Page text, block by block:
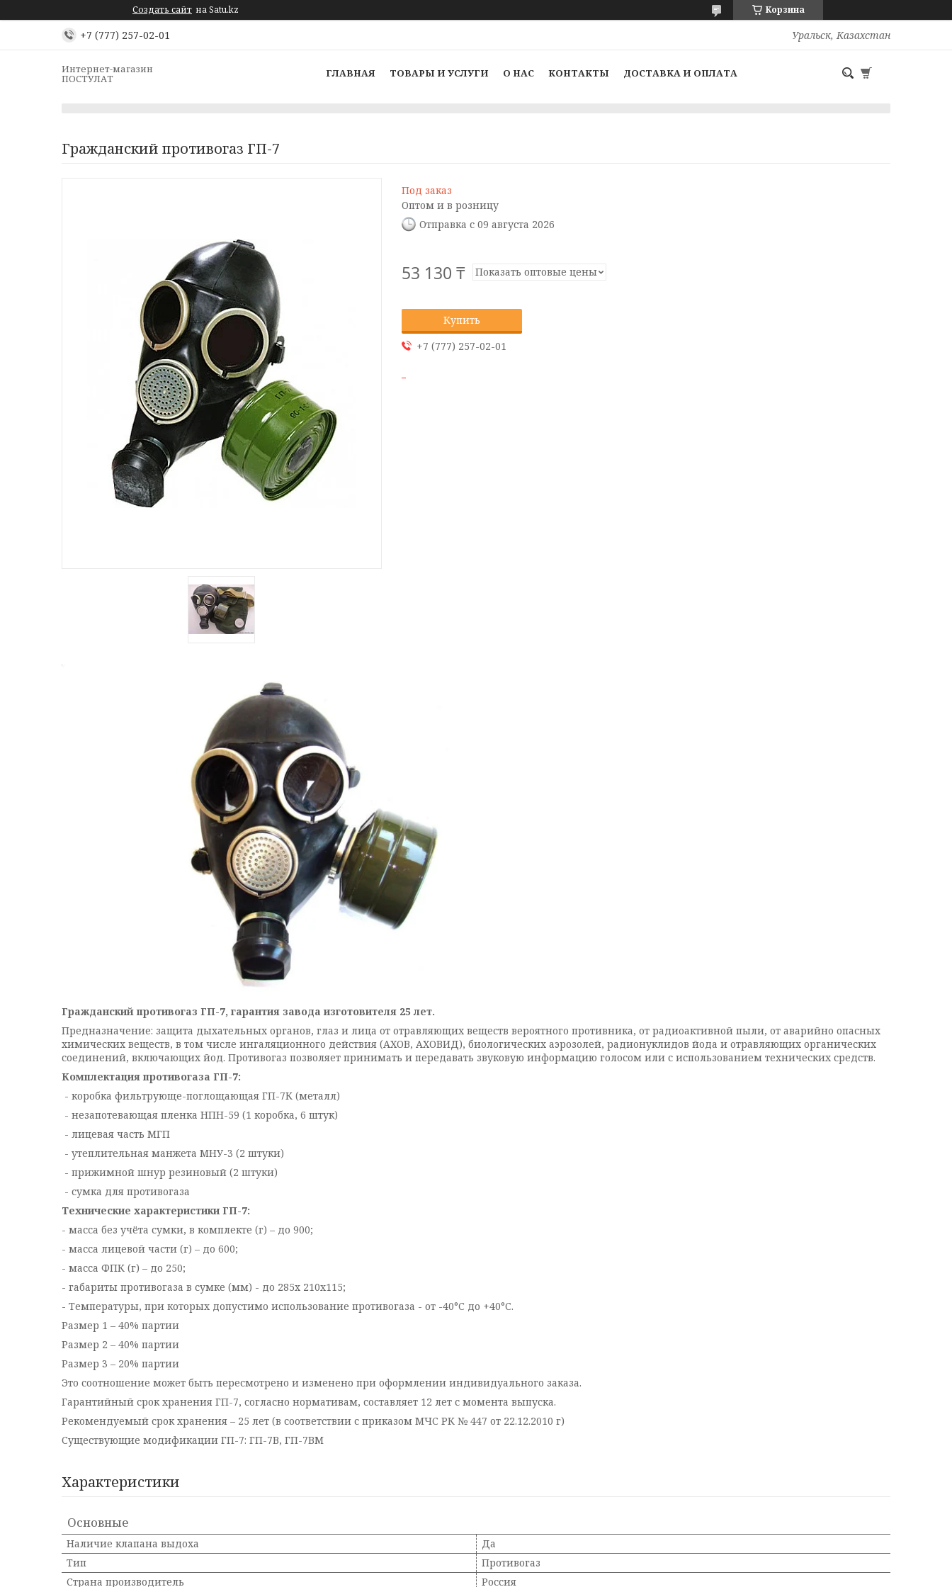
Создать сайт на Satu.kz Корзина
+7 (777) 257-02-01 Уральск, Казахстан
Интернет-магазин
ПОСТУЛАТ ГЛАВНАЯ ТОВАРЫ И УСЛУГИ О НАС КОНТАКТЫ ДОСТАВКА И ОПЛАТА
Гражданский противогаз ГП-7
Под заказ
Оптом и в розницу
Отправка с 09 августа 2026
53 130 ₸ Показать оптовые цены
Купить
+7 (777) 257-02-01
Гражданский противогаз ГП-7, гарантия завода изготовителя 25 лет.
Предназначение: защита дыхательных органов, глаз и лица от отравляющих веществ вероятного противника, от радиоактивной пыли, от аварийно опасных
химических веществ, в том числе ингаляционного действия (АХОВ, АХОВИД), биологических аэрозолей, радионуклидов йода и отравляющих органических
соединений, включающих йод. Противогаз позволяет принимать и передавать звуковую информацию голосом или с использованием технических средств.
Комплектация противогаза ГП-7:
- коробка фильтрующе-поглощающая ГП-7К (металл)
- незапотевающая пленка НПН-59 (1 коробка, 6 штук)
- лицевая часть МГП
- утеплительная манжета МНУ-3 (2 штуки)
- прижимной шнур резиновый (2 штуки)
- сумка для противогаза
Технические характеристики ГП-7:
- масса без учёта сумки, в комплекте (г) – до 900;
- масса лицевой части (г) – до 600;
- масса ФПК (г) – до 250;
- габариты противогаза в сумке (мм) - до 285х 210х115;
- Температуры, при которых допустимо использование противогаза - от -40°C до +40°С.
Размер 1 – 40% партии
Размер 2 – 40% партии
Размер 3 – 20% партии
Это соотношение может быть пересмотрено и изменено при оформлении индивидуального заказа.
Гарантийный срок хранения ГП-7, согласно нормативам, составляет 12 лет с момента выпуска.
Рекомендуемый срок хранения – 25 лет (в соответствии с приказом МЧС РК № 447 от 22.12.2010 г)
Существующие модификации ГП-7: ГП-7В, ГП-7ВМ
Характеристики
Основные
Наличие клапана выдоха
Да
Тип
Противогаз
Страна производитель
Россия